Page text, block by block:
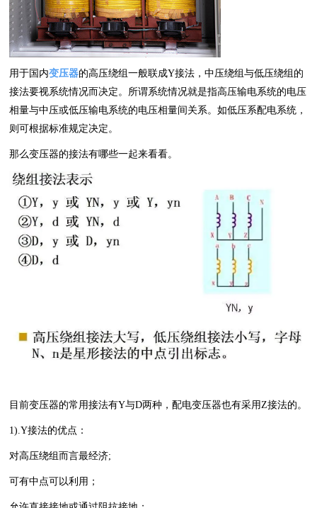
用于国内变压器的高压绕组一般联成Y接法，中压绕组与低压绕组的
接法要视系统情况而决定。所谓系统情况就是指高压输电系统的电压
相量与中压或低压输电系统的电压相量间关系。如低压系配电系统，
则可根据标准规定决定。
那么变压器的接法有哪些一起来看看。
目前变压器的常用接法有Y与D两种，配电变压器也有采用Z接法的。
1).Y接法的优点：
对高压绕组而言最经济;
可有中点可以利用；